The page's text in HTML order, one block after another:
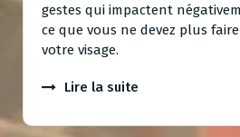
gestes qui impactent
ce que vous ne devez plus
votre visage.
Lire la suite